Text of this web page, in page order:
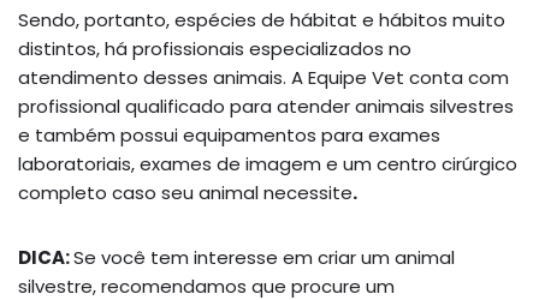
Sendo, portanto, espécies de hábitat e hábitos muito
distintos, há profissionais especializados no
atendimento desses animais. A Equipe Vet conta com
profissional qualificado para atender animais silvestres
e também possui equipamentos para exames
laboratoriais, exames de imagem e um centro cirúrgico
completo caso seu animal necessite.
DICA:Se você tem interesse em criar um animal
silvestre, recomendamos que procure um